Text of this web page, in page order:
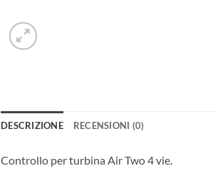
DESCRIZIONE RECENSIONI (0)
Controllo per turbina Air Two 4 vie.